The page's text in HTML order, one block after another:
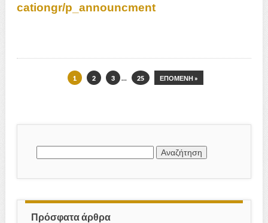
cationgr/p_announcment
1 2 3 … 25 ΕΠΌΜΕΝΗ »
Αναζήτηση
Πρόσφατα άρθρα